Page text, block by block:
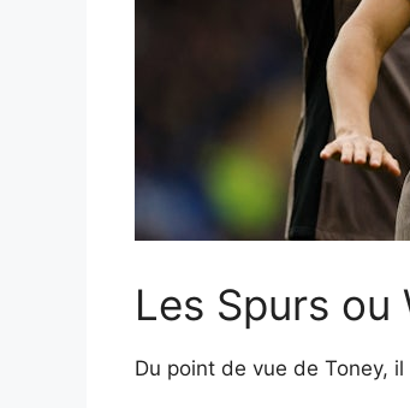
Les Spurs ou
Du point de vue de Toney,